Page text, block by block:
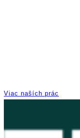
Viac naších prác